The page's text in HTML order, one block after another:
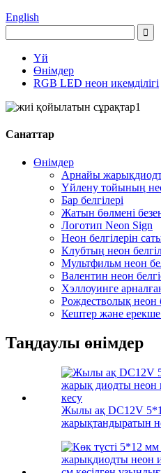
English
Үй
Өнімдер
RGB LED неон икемділігі
Санаттар
Өнімдер
Арнайы
Үйлену тойының
Бар белгілері
Жатын бөлмені
Логотип Neon Sign
Неон белгілерін
Клубтың неон
Мультфильм неон
Валентин неон
Хэллоуинге
Рождестволық неон
Кештер және
Таңдаулы өнімдер
Жылы ақ DC12V
жарықтандыратын